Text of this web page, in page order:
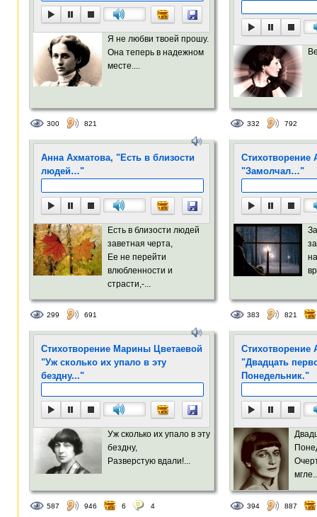
Я не любви твоей прошу.
Она теперь в надежном
месте....
300 821 332 792
Анна Ахматова, "Есть в близости
людей…"
Есть в близости людей
заветная черта,
Ее не перейти
влюбленности и
страсти,-...
299 691
Стихотворение
"Замолчал…"
383 821
Стихотворение Марины Цветаевой
"Уж сколько их упало в эту
бездну..."
Уж сколько их упало в эту
бездну,
Разверстую вдали!...
587 946 6 4
"Двадцать
Понедельник."
394 887